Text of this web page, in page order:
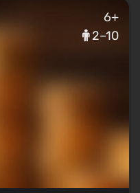
6+
2–10